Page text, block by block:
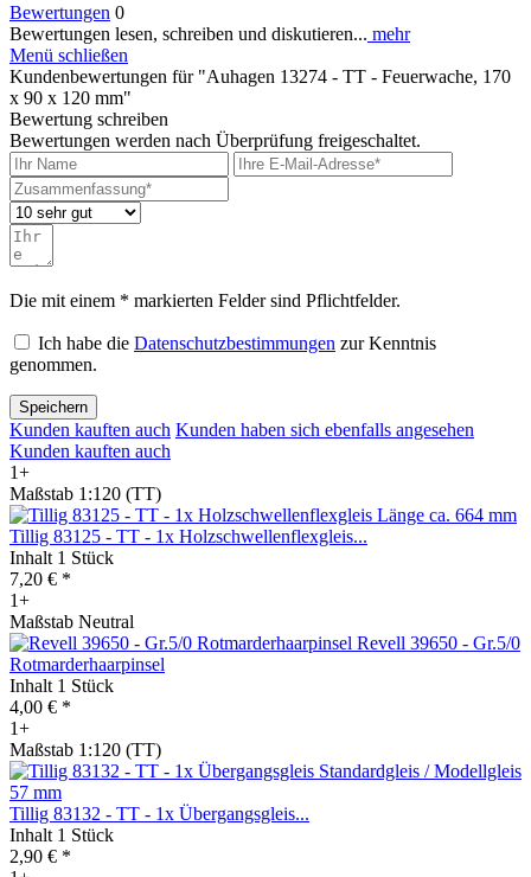
Bewertungen 0
Bewertungen lesen, schreiben und diskutieren... mehr
Menü schließen
Kundenbewertungen für "Auhagen 13274 - TT - Feuerwache, 170
x 90 x 120 mm"
Bewertung schreiben
Bewertungen werden nach Überprüfung freigeschaltet.
Die mit einem * markierten Felder sind Pflichtfelder.
Ich habe die Datenschutzbestimmungen zur Kenntnis
genommen.
Speichern
Kunden kauften auch Kunden haben sich ebenfalls angesehen
Kunden kauften auch
1+
Maßstab 1:120 (TT)
Tillig 83125 - TT - 1x Holzschwellenflexgleis...
Inhalt 1 Stück
7,20 € *
1+
Maßstab Neutral
Revell 39650 - Gr.5/0
Rotmarderhaarpinsel
Inhalt 1 Stück
4,00 € *
1+
Maßstab 1:120 (TT)
Tillig 83132 - TT - 1x Übergangsgleis...
Inhalt 1 Stück
2,90 € *